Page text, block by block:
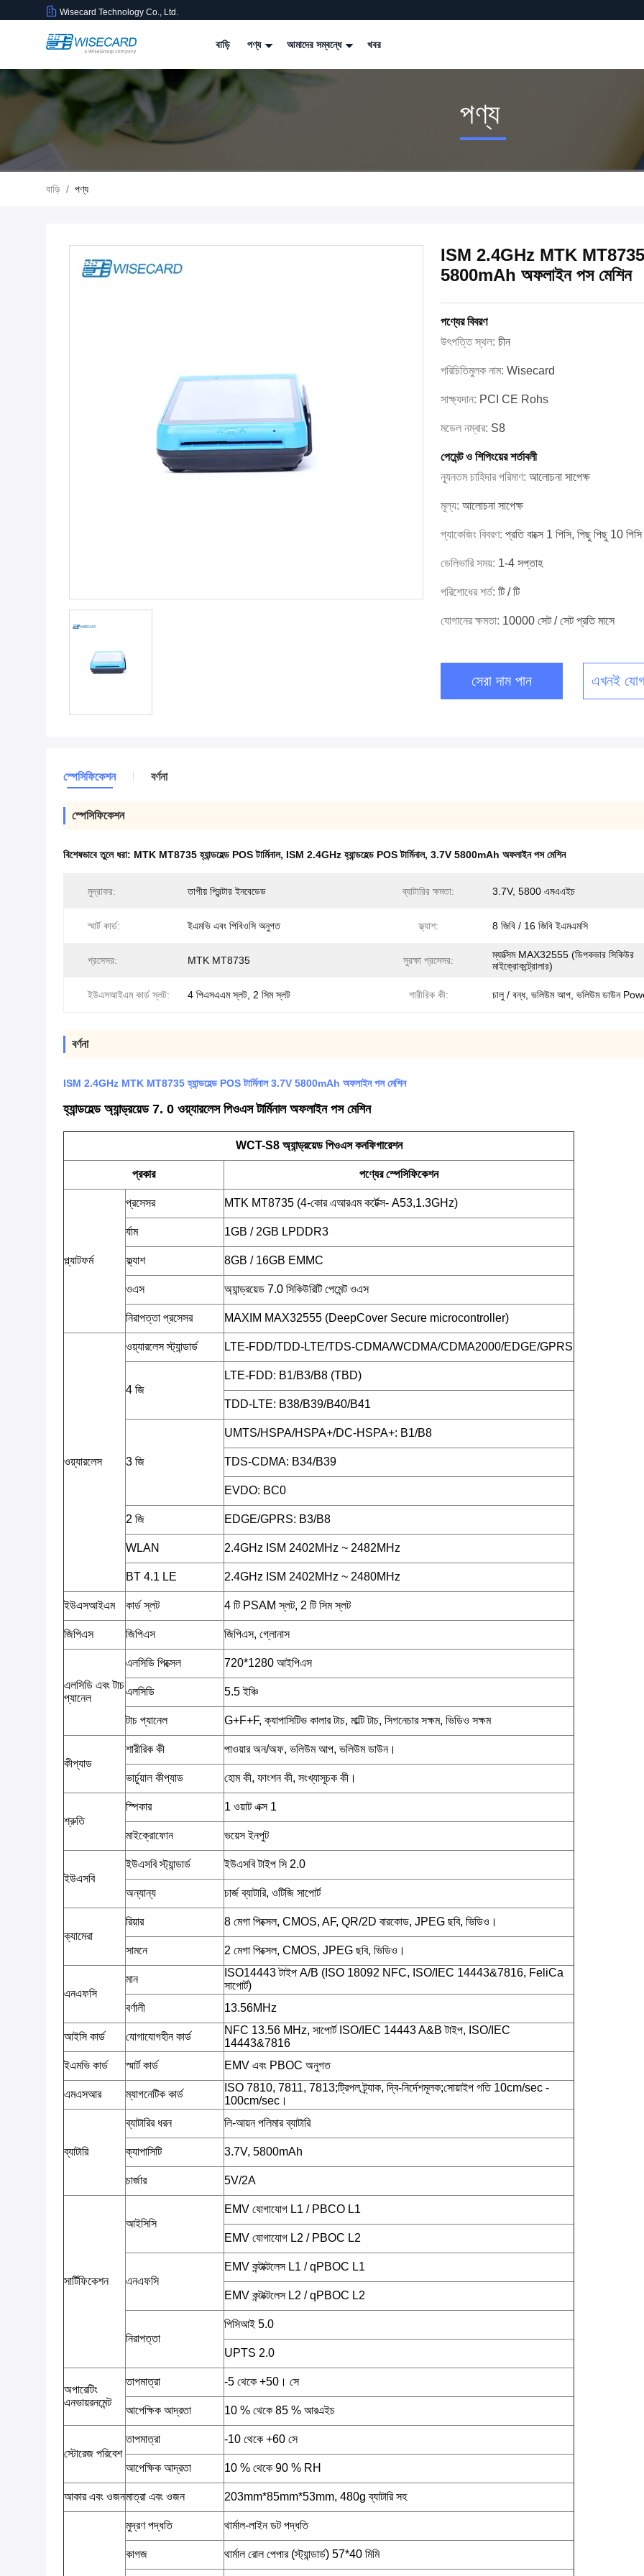
Wisecard Technology Co., Ltd.
বাড়ি পণ্য আমাদের সম্বন্ধে খবর
পণ্য
বাড়ি / পণ্য
ISM 2.4GHz MTK MT8735
5800mAh অফলাইন পস মেশিন
পণ্যের বিবরণ
উৎপত্তি স্থল: চীন
পরিচিতিমুলক নাম: Wisecard
সাক্ষ্যদান: PCI CE Rohs
মডেল নম্বার: S8
পেমেন্ট ও শিপিংয়ের শর্তাবলী
ন্যূনতম চাহিদার পরিমাণ: আলোচনা সাপেক্ষ
মূল্য: আলোচনা সাপেক্ষ
প্যাকেজিং বিবরণ: প্রতি বাক্সে 1 পিসি, পিছু পিছু 10 পিসি
ডেলিভারি সময়: 1-4 সপ্তাহ
পরিশোধের শর্ত: টি / টি
যোগানের ক্ষমতা: 10000 সেট / সেট প্রতি মাসে
সেরা দাম পান এখনই
স্পেসিফিকেশন বর্ণনা
স্পেসিফিকেশন
বিশেষভাবে তুলে ধরা: MTK MT8735 হ্যান্ডহেল্ড POS টার্মিনাল, ISM 2.4GHz হ্যান্ডহেল্ড POS টার্মিনাল, 3.7V 5800mAh অফলাইন পস মেশিন
মুদ্রাকর: তাপীয় প্রিন্টার ইনবেডেড ব্যাটারির ক্ষমতা: 3.7V, 5800 এমএএইচ
স্মার্ট কার্ড: ইএমভি এবং পিবিওসি অনুগত ফ্ল্যাশ: 8 জিবি / 16 জিবি ইএমএমসি
প্রসেসর: MTK MT8735 সুরক্ষা প্রসেসর:
ম্যাক্সিম MAX32555 (ডিপকভার সিকিউর
মাইক্রোকন্ট্রোলার)
ইউএসআইএম কার্ড স্লট: 4 পিএসএএম স্লট, 2 সিম স্লট শারীরিক কী: চালু / বন্ধ, ভলিউম আপ, ভলিউম ডাউন
বর্ণনা
ISM 2.4GHz MTK MT8735 হ্যান্ডহেল্ড POS টার্মিনাল 3.7V 5800mAh অফলাইন পস মেশিন
হ্যান্ডহেল্ড অ্যান্ড্রয়েড 7. 0 ওয়্যারলেস পিওএস টার্মিনাল অফলাইন পস মেশিন
WCT-S8 অ্যান্ড্রয়েড পিওএস কনফিগারেশন
প্রকার পণ্যের স্পেসিফিকেশন
প্ল্যাটফর্ম
প্রসেসর MTK MT8735 (4-কোর এআরএম কর্টেক্স- A53,1.3GHz)
র্যাম 1GB / 2GB LPDDR3
ফ্ল্যাশ 8GB / 16GB EMMC
ওএস অ্যান্ড্রয়েড 7.0 সিকিউরিটি পেমেন্ট ওএস
নিরাপত্তা প্রসেসর MAXIM MAX32555 (DeepCover Secure microcontroller)
ওয়্যারলেস
ওয়্যারলেস স্ট্যান্ডার্ড LTE-FDD/TDD-LTE/TDS-CDMA/WCDMA/CDMA2000/EDGE/GPRS
4 জি
LTE-FDD: B1/B3/B8 (TBD)
TDD-LTE: B38/B39/B40/B41
3 জি
UMTS/HSPA/HSPA+/DC-HSPA+: B1/B8
TDS-CDMA: B34/B39
EVDO: BC0
2 জি EDGE/GPRS: B3/B8
WLAN 2.4GHz ISM 2402MHz ~ 2482MHz
BT 4.1 LE 2.4GHz ISM 2402MHz ~ 2480MHz
ইউএসআইএম কার্ড স্লট 4 টি PSAM স্লট, 2 টি সিম স্লট
জিপিএস জিপিএস জিপিএস, গ্লোনাস
এলসিডি এবং টাচ
প্যানেল
এলসিডি পিক্সেল 720*1280 আইপিএস
এলসিডি 5.5 ইঞ্চি
টাচ প্যানেল G+F+F, ক্যাপাসিটিভ কালার টাচ, মাল্টি টাচ, সিগনেচার সক্ষম, ভিডিও সক্ষম
কীপ্যাড
শারীরিক কী পাওয়ার অন/অফ, ভলিউম আপ, ভলিউম ডাউন।
ভার্চুয়াল কীপ্যাড হোম কী, ফাংশন কী, সংখ্যাসূচক কী।
শ্রুতি
স্পিকার 1 ওয়াট এক্স 1
মাইক্রোফোন ভয়েস ইনপুট
ইউএসবি
ইউএসবি স্ট্যান্ডার্ড ইউএসবি টাইপ সি 2.0
অন্যান্য চার্জ ব্যাটারি, ওটিজি সাপোর্ট
ক্যামেরা
রিয়ার 8 মেগা পিক্সেল, CMOS, AF, QR/2D বারকোড, JPEG ছবি, ভিডিও।
সামনে 2 মেগা পিক্সেল, CMOS, JPEG ছবি, ভিডিও।
এনএফসি
মান
ISO14443 টাইপ A/B (ISO 18092 NFC, ISO/IEC 14443&7816, FeliCa
সাপোর্ট)
বর্ণালী
13.56MHz
আইসি কার্ড যোগাযোগহীন কার্ড
NFC 13.56 MHz, সাপোর্ট ISO/IEC 14443 A&B টাইপ, ISO/IEC
14443&7816
ইএমভি কার্ড
স্মার্ট কার্ড EMV এবং PBOC অনুগত
এমএসআর ম্যাগনেটিক কার্ড
ISO 7810, 7811, 7813;ট্রিপল ট্র্যাক, দ্বি-নির্দেশমূলক;সোয়াইপ গতি 10cm/sec -
100cm/sec।
ব্যাটারি
ব্যাটারির ধরন লি-আয়ন পলিমার ব্যাটারি
ক্যাপাসিটি 3.7V, 5800mAh
চার্জার 5V/2A
সার্টিফিকেশন
আইসিসি
EMV যোগাযোগ L1 / PBCO L1
EMV যোগাযোগ L2 / PBOC L2
এনএফসি
EMV কন্টাক্টলেস L1 / qPBOC L1
EMV কন্টাক্টলেস L2 / qPBOC L2
নিরাপত্তা
পিসিআই 5.0
UPTS 2.0
অপারেটিং
এনভায়রনমেন্ট
তাপমাত্রা -5 থেকে +50। সে
আপেক্ষিক আদ্রতা 10 % থেকে 85 % আরএইচ
স্টোরেজ পরিবেশ
তাপমাত্রা -10 থেকে +60 সে
আপেক্ষিক আদ্রতা 10 % থেকে 90 % RH
আকার এবং ওজনমাত্রা এবং ওজন 203mm*85mm*53mm, 480g ব্যাটারি সহ
মুদ্রণ পদ্ধতি থার্মাল-লাইন ডট পদ্ধতি
কাগজ থার্মাল রোল পেপার (স্ট্যান্ডার্ড) 57*40 মিমি